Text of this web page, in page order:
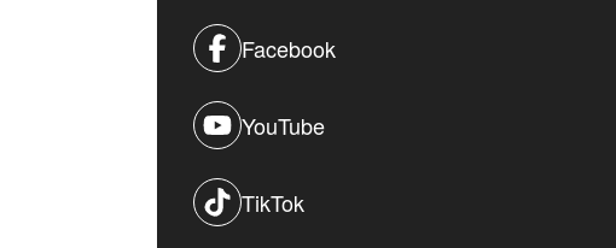
Facebook
YouTube
TikTok